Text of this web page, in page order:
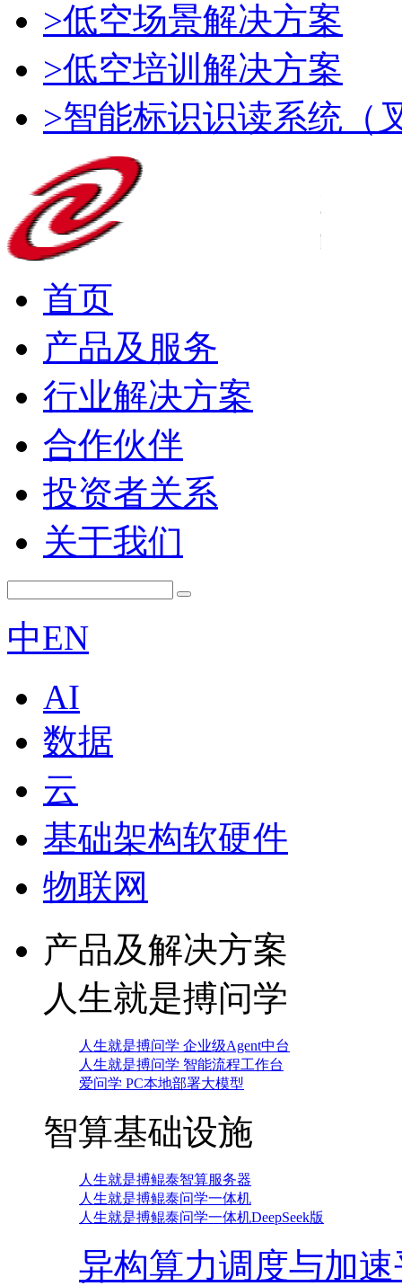
>低空场景解决方案
>低空培训解决方案
>智能标识识读系统（
首页
产品及服务
行业解决方案
合作伙伴
投资者关系
关于我们
中EN
AI
数据
云
基础架构软硬件
物联网
产品及解决方案
人生就是搏问学
人生就是搏问学 企业级Agent中台
人生就是搏问学 智能流程工作台
爱问学 PC本地部署大模型
智算基础设施
人生就是搏鲲泰智算服务器
人生就是搏鲲泰问学一体机
人生就是搏鲲泰问学一体机DeepSeek版
异构算力调度与加